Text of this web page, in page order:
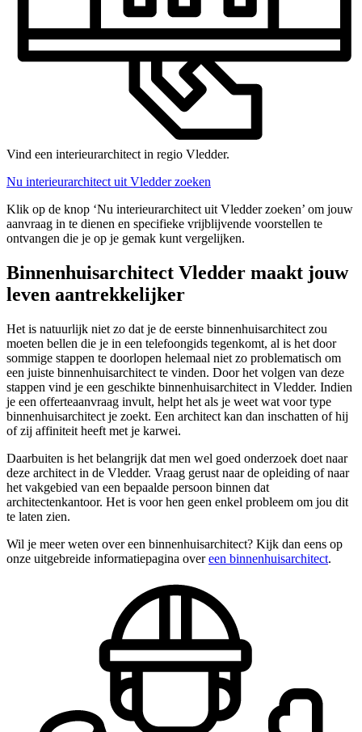
Vind een interieurarchitect in regio Vledder.
Nu interieurarchitect uit Vledder zoeken
Klik op de knop ‘Nu interieurarchitect uit Vledder zoeken’ om jouw
aanvraag in te dienen en specifieke vrijblijvende voorstellen te
ontvangen die je op je gemak kunt vergelijken.
Binnenhuisarchitect Vledder maakt jouw
leven aantrekkelijker
Het is natuurlijk niet zo dat je de eerste binnenhuisarchitect zou
moeten bellen die je in een telefoongids tegenkomt, al is het door
sommige stappen te doorlopen helemaal niet zo problematisch om
een juiste binnenhuisarchitect te vinden. Door het volgen van deze
stappen vind je een geschikte binnenhuisarchitect in Vledder. Indien
je een offerteaanvraag invult, helpt het als je weet wat voor type
binnenhuisarchitect je zoekt. Een architect kan dan inschatten of hij
of zij affiniteit heeft met je karwei.
Daarbuiten is het belangrijk dat men wel goed onderzoek doet naar
deze architect in de Vledder. Vraag gerust naar de opleiding of naar
het vakgebied van een bepaalde persoon binnen dat
architectenkantoor. Het is voor hen geen enkel probleem om jou dit
te laten zien.
Wil je meer weten over een binnenhuisarchitect? Kijk dan eens op
onze uitgebreide informatiepagina overeen binnenhuisarchitect.